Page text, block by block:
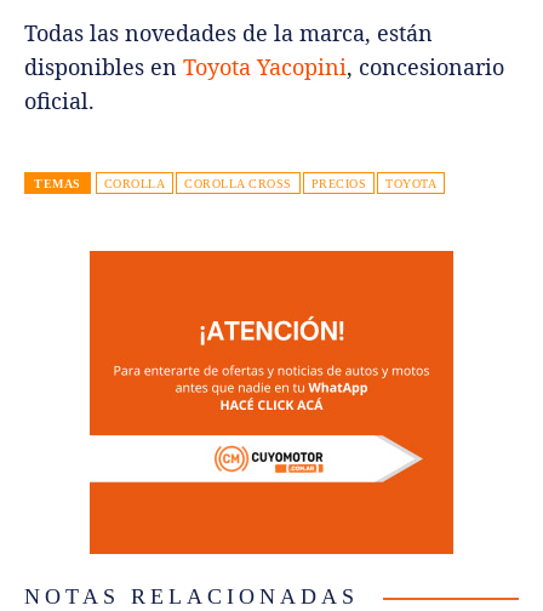
Todas las novedades de la marca, están
disponibles en Toyota Yacopini, concesionario
oficial.
TEMAS COROLLA COROLLA CROSS PRECIOS TOYOTA
NOTAS RELACIONADAS